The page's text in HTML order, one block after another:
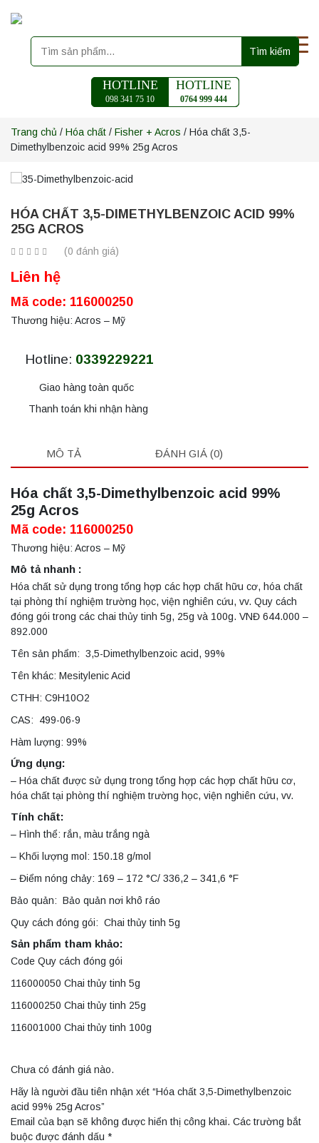
Tìm kiếm
HOTLINE
098 341 75 10
HOTLINE
0764 999 444
Trang chủ / Hóa chất / Fisher + Acros / Hóa chất 3,5-
Dimethylbenzoic acid 99% 25g Acros
HÓA CHẤT 3,5-DIMETHYLBENZOIC ACID 99%
25G ACROS
(0 đánh giá)
Liên hệ
Mã code: 116000250
Thương hiệu: Acros – Mỹ
Hotline: 0339229221
Giao hàng toàn quốc
Thanh toán khi nhận hàng
MÔ TẢ ĐÁNH GIÁ (0)
Hóa chất 3,5-Dimethylbenzoic acid 99%
25g Acros
Mã code: 116000250
Thương hiệu: Acros – Mỹ
Mô tả nhanh :
Hóa chất sử dụng trong tổng hợp các hợp chất hữu cơ, hóa chất
tại phòng thí nghiệm trường học, viện nghiên cứu, vv. Quy cách
đóng gói trong các chai thủy tinh 5g, 25g và 100g. VNĐ 644.000 –
892.000
Tên sản phẩm: 3,5-Dimethylbenzoic acid, 99%
Tên khác: Mesitylenic Acid
CTHH: C9H10O2
CAS: 499-06-9
Hàm lượng: 99%
Ứng dụng:
– Hóa chất được sử dụng trong tổng hợp các hợp chất hữu cơ,
hóa chất tại phòng thí nghiệm trường học, viện nghiên cứu, vv.
Tính chất:
– Hình thể: rắn, màu trắng ngà
– Khối lượng mol: 150.18 g/mol
– Điểm nóng chảy: 169 – 172 °C/ 336,2 – 341,6 °F
Bảo quản: Bảo quản nơi khô ráo
Quy cách đóng gói: Chai thủy tinh 5g
Sản phẩm tham khảo:
Code Quy cách đóng gói
116000050 Chai thủy tinh 5g
116000250 Chai thủy tinh 25g
116001000 Chai thủy tinh 100g
Chưa có đánh giá nào.
Hãy là người đầu tiên nhận xét “Hóa chất 3,5-Dimethylbenzoic
acid 99% 25g Acros”
Email của bạn sẽ không được hiển thị công khai. Các trường bắt
buộc được đánh dấu *